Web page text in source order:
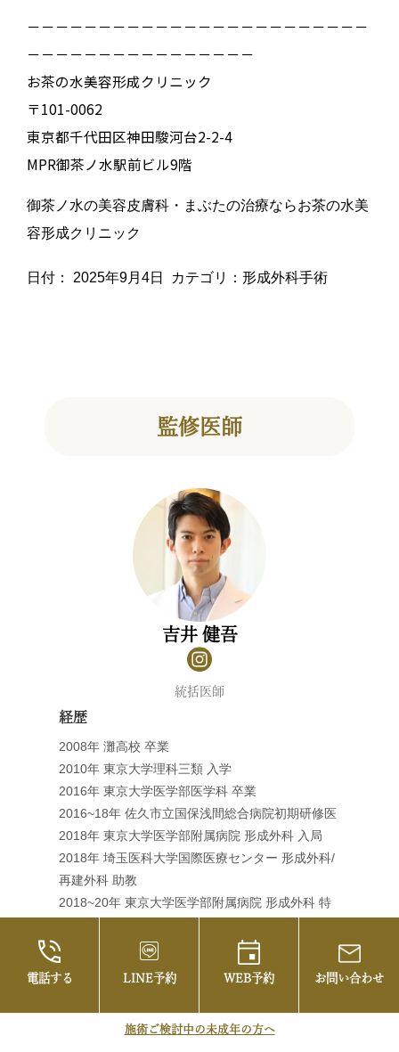
電話する LINE予約 WEB予約 お問い合わせ
施術ご検討中の未成年の方へ
－－－－－－－－－－－－－－－－－－－－－－－－
－－－－－－－－－－－－－－－－
お茶の水美容形成クリニック
〒101-0062
東京都千代田区神田駿河台2-2-4
MPR御茶ノ水駅前ビル9階
御茶ノ水の美容皮膚科・まぶたの治療ならお茶の水美
容形成クリニック
日付： 2025年9月4日 カテゴリ： 形成外科手術
監修医師
吉井 健吾
統括医師
経歴
2008年 灘高校 卒業
2010年 東京大学理科三類 入学
2016年 東京大学医学部医学科 卒業
2016~18年 佐久市立国保浅間総合病院初期研修医
2018年 東京大学医学部附属病院 形成外科 入局
2018年 埼玉医科大学国際医療センター 形成外科/
再建外科 助教
2018~20年 東京大学医学部附属病院 形成外科 特
2021年4~6月 新松戸中央総合病院 形成外科
2021年7月~ 東京大学医学部附属病院 形成外科 特
2021年7月～2022年3月 帝京大学大学医学部付属
溝口病院 形成外科 助教